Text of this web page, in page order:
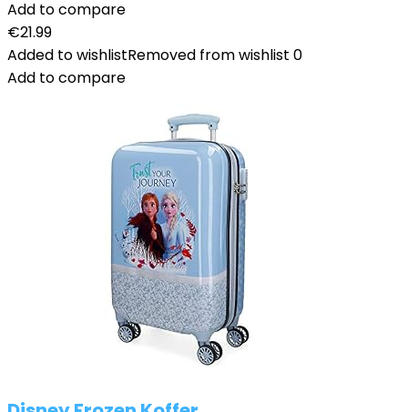
Add to compare
€21.99
Added to wishlistRemoved from wishlist 0
Add to compare